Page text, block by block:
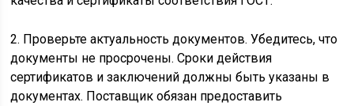
2. Проверьте актуальность документов. Убедитесь, что
документы не просрочены. Сроки действия
сертификатов и заключений должны быть указаны в
документах. Поставщик обязан предоставить